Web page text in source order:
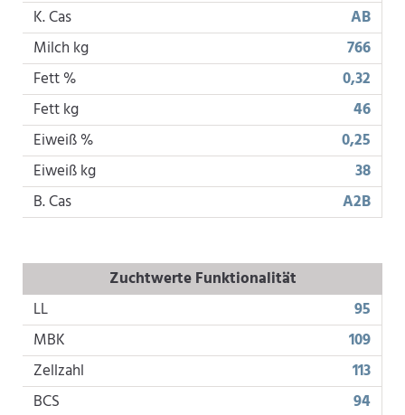
K. Cas
AB
Milch kg
766
Fett %
0,32
Fett kg
46
Eiweiß %
0,25
Eiweiß kg
38
B. Cas
A2B
Zuchtwerte Funktionalität
LL
95
MBK
109
Zellzahl
113
BCS
94